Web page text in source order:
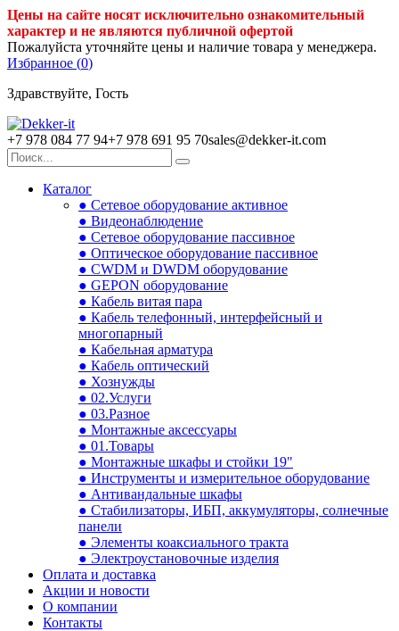
Цены на сайте носят исключительно ознакомительный
характер и не являются публичной офертой
Пожалуйста уточняйте цены и наличие товара у менеджера.
Избранное (0)
Здравствуйте, Гость
+7 978 084 77 94+7 978 691 95 70sales@dekker-it.com
Каталог
● Сетевое оборудование активное
● Видеонаблюдение
● Сетевое оборудование пассивное
● Оптическое оборудование пассивное
● CWDM и DWDM оборудование
● GEPON оборудование
● Кабель витая пара
● Кабель телефонный, интерфейсный и
многопарный
● Кабельная арматура
● Кабель оптический
● Хознужды
● 02.Услуги
● 03.Разное
● Монтажные аксессуары
● 01.Товары
● Монтажные шкафы и стойки 19"
● Инструменты и измерительное оборудование
● Антивандальные шкафы
● Стабилизаторы, ИБП, аккумуляторы, солнечные
панели
● Элементы коаксиального тракта
● Электроустановочные изделия
Оплата и доставка
Акции и новости
О компании
Контакты